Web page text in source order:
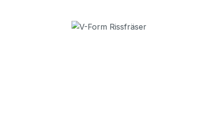
Bildergalerie überspringen